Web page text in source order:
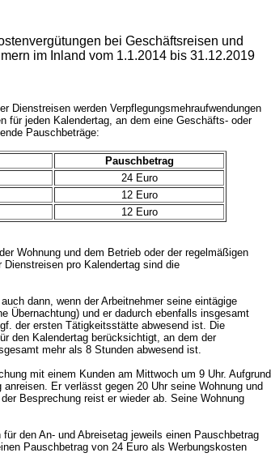
bei Geschäftsreisen und
im Inland vom 1.1.2014 bis 31.12.2019
Dienstreisen werden Verpflegungsmehraufwendungen
für jeden Kalendertag, an dem eine Geschäfts- oder
Pauschbeträge:
Pauschbetrag
24 Euro
12 Euro
12 Euro
Wohnung und dem Betrieb oder der regelmäßigen
pro Kalendertag sind die
dann, wenn der Arbeitnehmer seine eintägige
Übernachtung) und er dadurch ebenfalls insgesamt
der ersten Tätigkeitsstätte abwesend ist. Die
den Kalendertag berücksichtigt, an dem der
mehr als 8 Stunden abwesend ist.
mit einem Kunden am Mittwoch um 9 Uhr. Aufgrund
Er verlässt gegen 20 Uhr seine Wohnung und
Besprechung reist er wieder ab. Seine Wohnung
den An- und Abreisetag jeweils einen Pauschbetrag
Pauschbetrag von 24 Euro als Werbungskosten